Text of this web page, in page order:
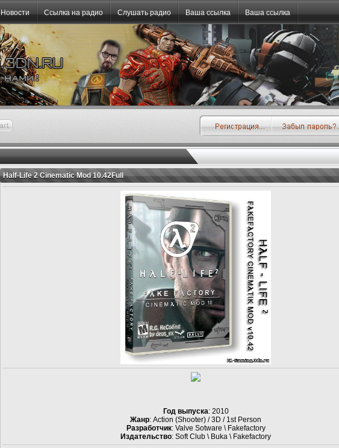
Новости Ссылка на радио Слушать радио Ваша ссылка Ваша ссылка
Half-Life 2 Cinematic Mod 10.42Full
Год выпуска: 2010
Жанр: Action (Shooter) / 3D / 1st Person
Разработчик: Valve Sotware \ Fakefactory
Издательство: Soft Club \ Buka \ Fakefactory